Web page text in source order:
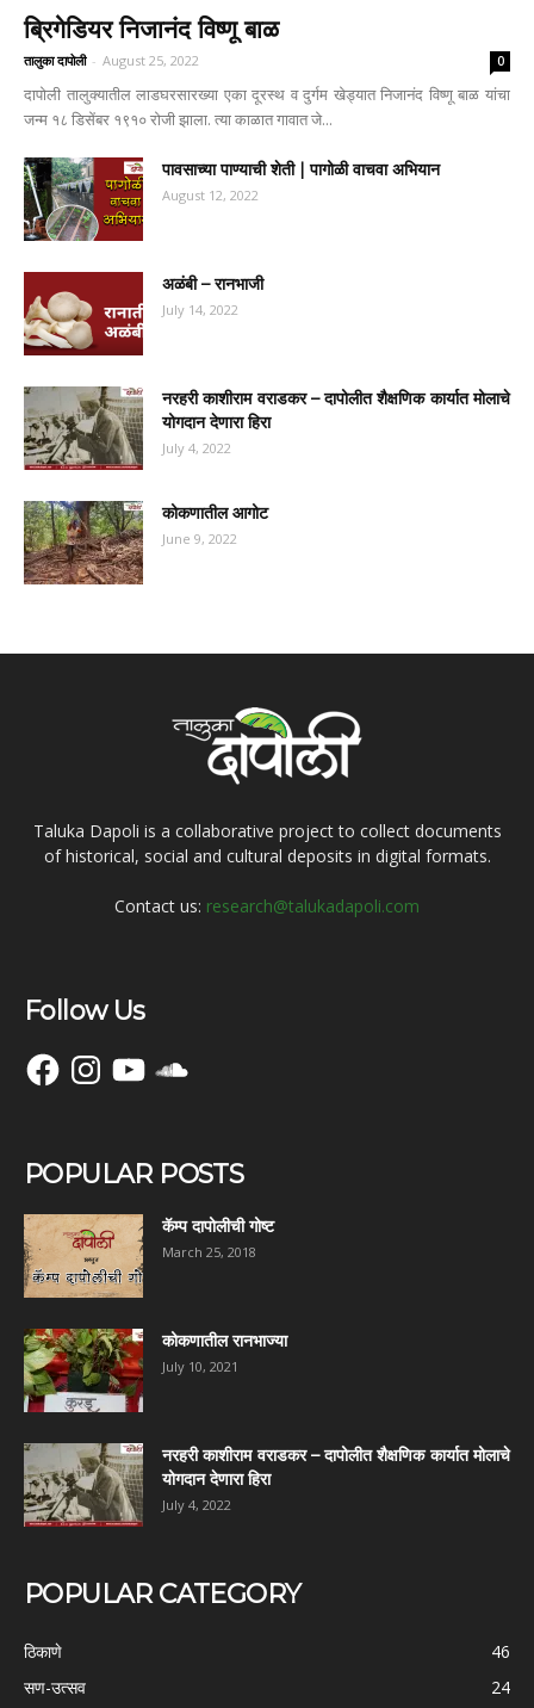
ब्रिगेडियर निजानंद विष्णू बाळ
तालुका दापोली - August 25, 2022 0
दापोली तालुक्यातील लाडघरसारख्या एका दूरस्थ व दुर्गम खेड्यात निजानंद विष्णू बाळ यांचा
जन्म १८ डिसेंबर १९१० रोजी झाला. त्या काळात गावात जे...
पावसाच्या पाण्याची शेती | पागोळी वाचवा अभियान
August 12, 2022
अळंबी – रानभाजी
July 14, 2022
नरहरी काशीराम वराडकर – दापोलीत शैक्षणिक कार्यात मोलाचे
योगदान देणारा हिरा
July 4, 2022
कोकणातील आगोट
June 9, 2022
Taluka Dapoli is a collaborative project to collect documents
of historical, social and cultural deposits in digital formats.
Contact us: research@talukadapoli.com
Follow Us
FacebookInstagramYouTubeSoundCloud
POPULAR POSTS
कॅम्प दापोलीची गोष्ट
March 25, 2018
कोकणातील रानभाज्या
July 10, 2021
नरहरी काशीराम वराडकर – दापोलीत शैक्षणिक कार्यात मोलाचे
योगदान देणारा हिरा
July 4, 2022
POPULAR CATEGORY
ठिकाणे
46
सण-उत्सव
24